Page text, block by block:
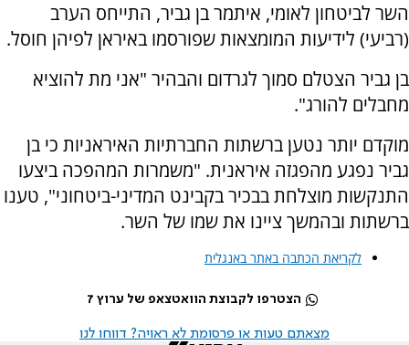
השר לביטחון לאומי, איתמר בן גביר, התייחס הערב
(רביעי) לידיעות המומצאות שפורסמו באיראן לפיהן חוסל.
בן גביר הצטלם סמוך לגרדום והבהיר "אני מת להוציא
מחבלים להורג".
מוקדם יותר נטען ברשתות החברתיות האיראניות כי בן
גביר נפגע מהפגזה איראנית. "משמרות המהפכה ביצעו
התנקשות מוצלחת בבכיר בקבינט המדיני-ביטחוני", טענו
ברשתות ובהמשך ציינו את שמו של השר.
לקריאת הכתבה באתר באנגלית
הצטרפו לקבוצת הוואטצאפ של ערוץ 7
מצאתם טעות או פרסומת לא ראויה? דווחו לנו